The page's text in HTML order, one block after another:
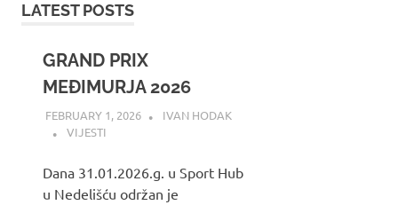
LATEST POSTS
GRAND PRIX
MEĐIMURJA 2026
FEBRUARY 1, 2026
IVAN HODAK
VIJESTI
Dana 31.01.2026.g. u Sport Hub
u Nedelišću održan je